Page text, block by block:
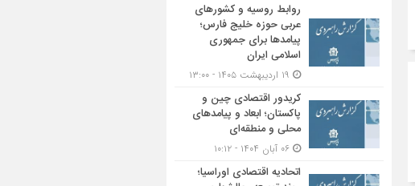
روابط روسیه و کشورهای
عربی حوزه خلیج فارس؛
پیامدها برای جمهوری
اسلامی ایران
کریدور اقتصادی چین و
پاکستان؛ ابعاد و پیامدهای
محلی و منطقه‌ای
اتحادیه اقتصادی اوراسیا؛